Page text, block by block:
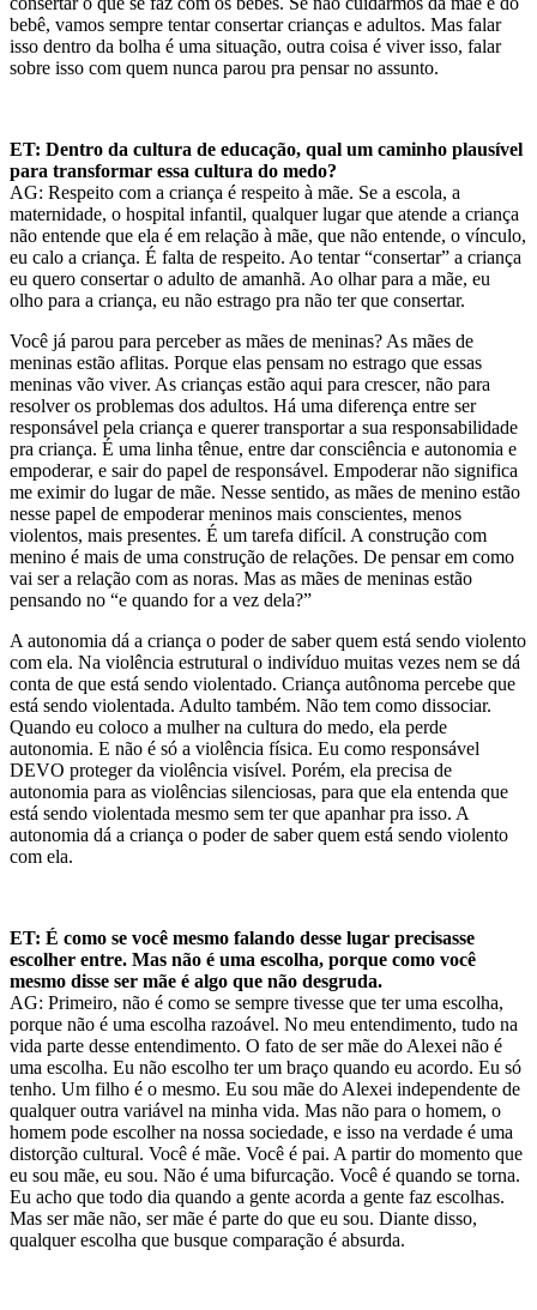
bebê, vamos sempre tentar consertar crianças e adultos. Mas falar
isso dentro da bolha é uma situação, outra coisa é viver isso, falar
sobre isso com quem nunca parou pra pensar no assunto.
ET: Dentro da cultura de educação, qual um caminho plausível
para transformar essa cultura do medo?
AG: Respeito com a criança é respeito à mãe. Se a escola, a
maternidade, o hospital infantil, qualquer lugar que atende a criança
não entende que ela é em relação à mãe, que não entende, o vínculo,
eu calo a criança. É falta de respeito. Ao tentar “consertar” a criança
eu quero consertar o adulto de amanhã. Ao olhar para a mãe, eu
olho para a criança, eu não estrago pra não ter que consertar.
Você já parou para perceber as mães de meninas? As mães de
meninas estão aflitas. Porque elas pensam no estrago que essas
meninas vão viver. As crianças estão aqui para crescer, não para
resolver os problemas dos adultos. Há uma diferença entre ser
responsável pela criança e querer transportar a sua responsabilidade
pra criança. É uma linha tênue, entre dar consciência e autonomia e
empoderar, e sair do papel de responsável. Empoderar não significa
me eximir do lugar de mãe. Nesse sentido, as mães de menino estão
nesse papel de empoderar meninos mais conscientes, menos
violentos, mais presentes. É um tarefa difícil. A construção com
menino é mais de uma construção de relações. De pensar em como
vai ser a relação com as noras. Mas as mães de meninas estão
pensando no “e quando for a vez dela?”
A autonomia dá a criança o poder de saber quem está sendo violento
com ela. Na violência estrutural o indivíduo muitas vezes nem se dá
conta de que está sendo violentado. Criança autônoma percebe que
está sendo violentada. Adulto também. Não tem como dissociar.
Quando eu coloco a mulher na cultura do medo, ela perde
autonomia. E não é só a violência física. Eu como responsável
DEVO proteger da violência visível. Porém, ela precisa de
autonomia para as violências silenciosas, para que ela entenda que
está sendo violentada mesmo sem ter que apanhar pra isso. A
autonomia dá a criança o poder de saber quem está sendo violento
com ela.
ET: É como se você mesmo falando desse lugar precisasse
escolher entre. Mas não é uma escolha, porque como você
mesmo disse ser mãe é algo que não desgruda.
AG: Primeiro, não é como se sempre tivesse que ter uma escolha,
porque não é uma escolha razoável. No meu entendimento, tudo na
vida parte desse entendimento. O fato de ser mãe do Alexei não é
uma escolha. Eu não escolho ter um braço quando eu acordo. Eu só
tenho. Um filho é o mesmo. Eu sou mãe do Alexei independente de
qualquer outra variável na minha vida. Mas não para o homem, o
homem pode escolher na nossa sociedade, e isso na verdade é uma
distorção cultural. Você é mãe. Você é pai. A partir do momento que
eu sou mãe, eu sou. Não é uma bifurcação. Você é quando se torna.
Eu acho que todo dia quando a gente acorda a gente faz escolhas.
Mas ser mãe não, ser mãe é parte do que eu sou. Diante disso,
qualquer escolha que busque comparação é absurda.